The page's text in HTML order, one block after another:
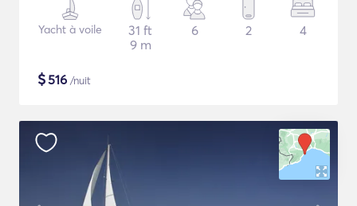
Yacht à voile
31 ft
9 m
6 2 4
$516 /nuit